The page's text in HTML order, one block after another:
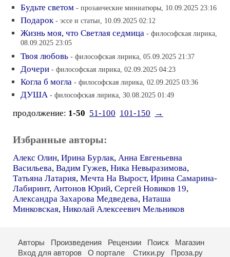
Будьте светом - прозаические миниатюры, 10.09.2025 23:16
Подарок - эссе и статьи, 10.09.2025 02:12
Жизнь моя, что Светлая седмица - философская лирика,
08.09.2025 23:05
Твоя любовь - философская лирика, 05.09.2025 21:37
Дочери - философская лирика, 02.09.2025 04:23
Когла б могла - философская лирика, 02.09.2025 03:36
ДУША - философская лирика, 30.08.2025 01:49
продолжение: 1-50 51-100 101-150 →
Избранные авторы:
Алекс Олин, Ирина Бурлак, Анна Евгеньевна
Васильева, Вадим Гужев, Ника Невыразимова,
Татьяна Латария, Мечта На Вырост, Ирина Самарина-
Лабиринт, Антонов Юрий, Сергей Новиков 19,
Александра Захарова Медведева, Наташа
Минковская, Николай Алексеевич Мельников
Авторы Произведения Рецензии Поиск
Магазин
Вход для авторов
О портале Стихи.ру Проза.ру